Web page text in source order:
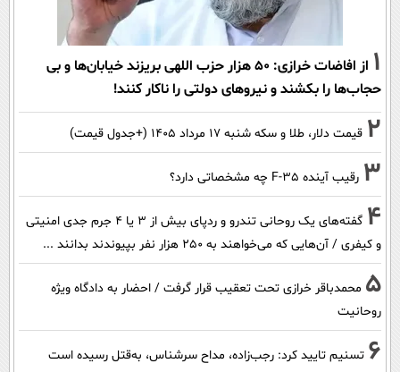
1
از افاضات خرازی: ۵۰ هزار حزب اللهی بریزند خیابان‌ها و بی
حجاب‌ها را بکشند و نیرو‌های دولتی را ناکار کنند!
2 قیمت دلار، طلا و سکه شنبه ۱۷ مرداد ۱۴۰۵ (+جدول قیمت)
3 رقیب آینده F-35 چه مشخصاتی دارد؟
4
گفته‌های یک روحانی تندرو و ردپای بیش از ۳ یا ۴ جرم جدی امنیتی
و کیفری / آن‌هایی که می‌خواهند به ۲۵۰ هزار نفر بپیوندند بدانند ...
5 محمدباقر خرازی تحت تعقیب قرار گرفت / احضار به دادگاه ویژه
روحانیت
6 تسنیم تایید کرد: رجب‌زاده، مداح سرشناس، به‌قتل رسیده است